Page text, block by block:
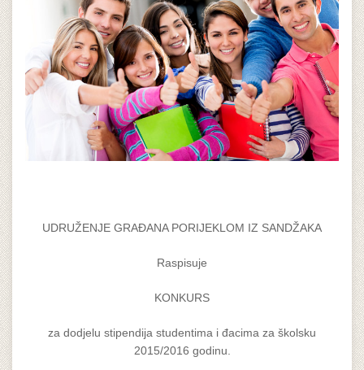
UDRUŽENJE GRAĐANA PORIJEKLOM IZ SANDŽAKA
Raspisuje
KONKURS
za dodjelu stipendija studentima i đacima za školsku
2015/2016 godinu.